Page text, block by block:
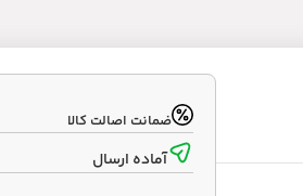
ضمانت اصالت کالا
آماده ارسال